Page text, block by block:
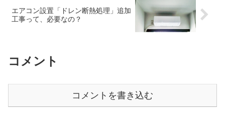
エアコン設置「ドレン断熱処理」追加
工事って、必要なの？
コメント
コメントを書き込む